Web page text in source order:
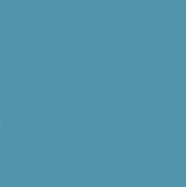
σε Ξύλινο